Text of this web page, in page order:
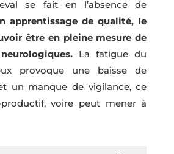
se fait en l’absence de
apprentissage de qualité, le
être en pleine mesure de
La fatigue du
provoque une baisse de
un manque de vigilance, ce
voire peut mener à